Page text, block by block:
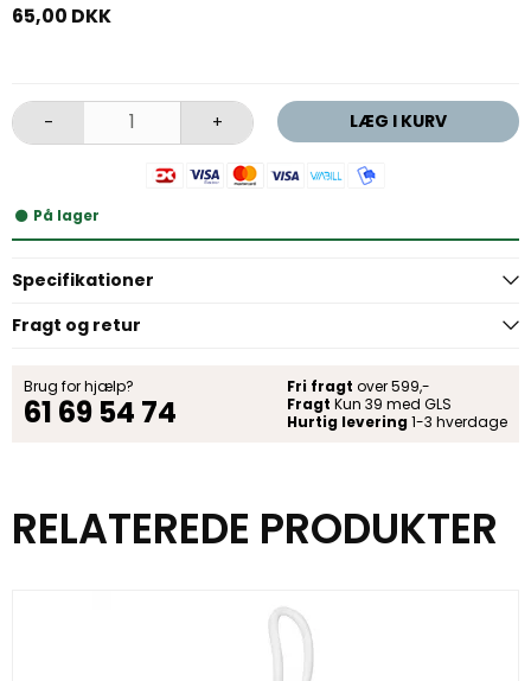
65,00 DKK
- + LÆG I KURV
På lager
Specifikationer
Fragt og retur
Brug for hjælp?
61 69 54 74
Fri fragt over 599,-
Fragt Kun 39 med GLS
Hurtig levering 1-3 hverdage
RELATEREDE PRODUKTER